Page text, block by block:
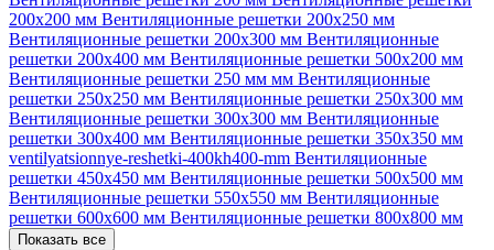
200х200 мм Вентиляционные решетки 200х250 мм
Вентиляционные решетки 200х300 мм Вентиляционные
решетки 200х400 мм Вентиляционные решетки 500х200 мм
Вентиляционные решетки 250 мм мм Вентиляционные
решетки 250х250 мм Вентиляционные решетки 250х300 мм
Вентиляционные решетки 300х300 мм Вентиляционные
решетки 300х400 мм Вентиляционные решетки 350х350 мм
ventilyatsionnye-reshetki-400kh400-mm Вентиляционные
решетки 450х450 мм Вентиляционные решетки 500х500 мм
Вентиляционные решетки 550х550 мм Вентиляционные
решетки 600х600 мм Вентиляционные решетки 800х800 мм
Показать все